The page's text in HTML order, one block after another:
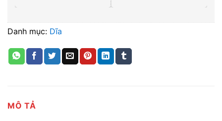
Danh mục: Dĩa
MÔ TẢ